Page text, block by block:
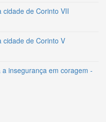
cidade de Corinto VII
cidade de Corinto V
insegurança em coragem -